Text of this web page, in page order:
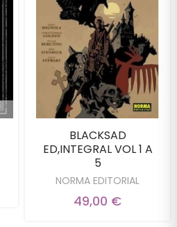
BLACKSAD
ED,INTEGRAL VOL 1 A
5
NORMA EDITORIAL
49,00 €